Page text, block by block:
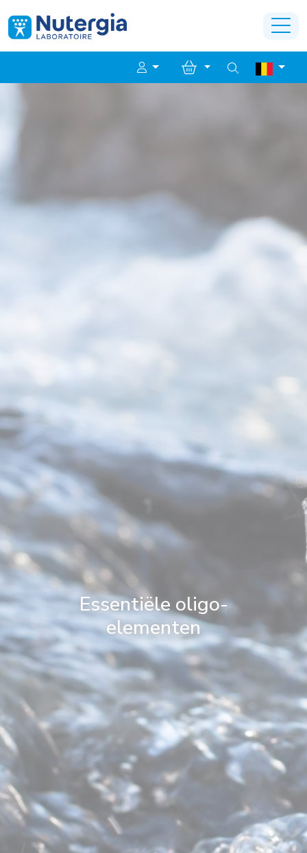
Essentiële oligo-
elementen